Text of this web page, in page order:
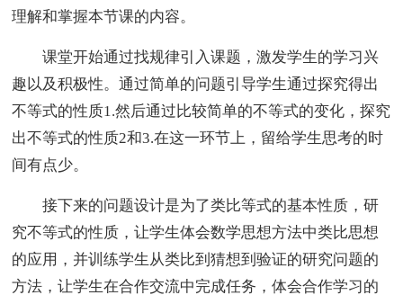
理解和掌握本节课的内容。
课堂开始通过找规律引入课题，激发学生的学习兴
趣以及积极性。通过简单的问题引导学生通过探究得出
不等式的性质1.然后通过比较简单的不等式的变化，探究
出不等式的性质2和3.在这一环节上，留给学生思考的时
间有点少。
接下来的问题设计是为了类比等式的基本性质，研
究不等式的性质，让学生体会数学思想方法中类比思想
的应用，并训练学生从类比到猜想到验证的研究问题的
方法，让学生在合作交流中完成任务，体会合作学习的